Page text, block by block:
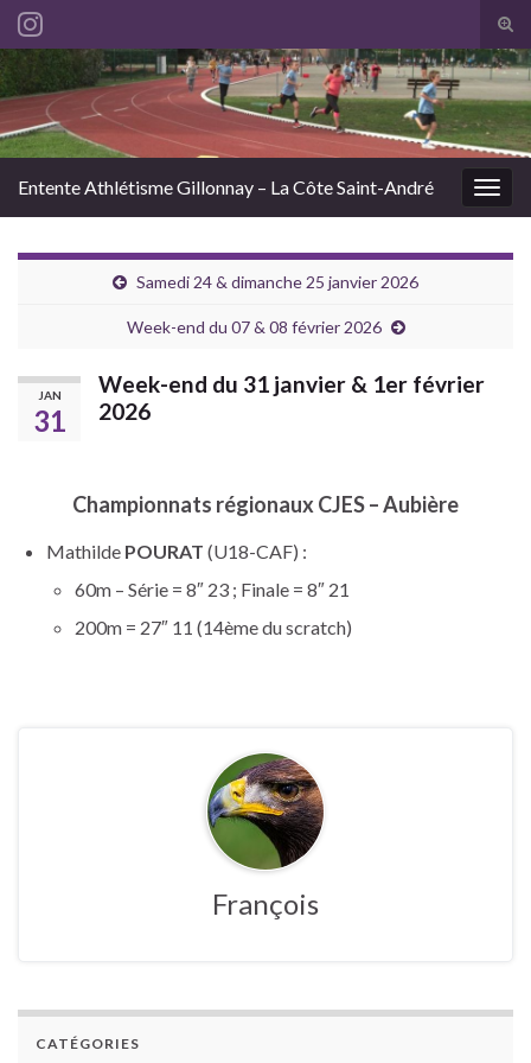
Search for:
Entente Athlétisme Gillonnay – La Côte Saint-André
Samedi 24 & dimanche 25 janvier 2026
Week-end du 07 & 08 février 2026
JAN
31
Week-end du 31 janvier & 1er février
2026
Championnats régionaux CJES – Aubière
Mathilde POURAT (U18-CAF) :
60m – Série = 8″ 23 ; Finale = 8″ 21
200m = 27″ 11 (14ème du scratch)
François
CATÉGORIES